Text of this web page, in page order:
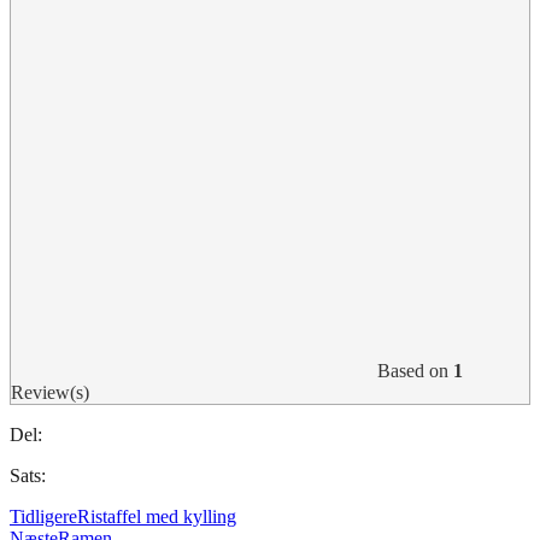
Based on 1
Review(s)
Del:
Sats:
TidligereRistaffel med kylling